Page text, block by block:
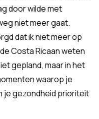
door wilde met
niet meer gaat.
dat ik niet meer op
Costa Ricaan weten
gepland, maar in het
waarop je
je gezondheid prioriteit